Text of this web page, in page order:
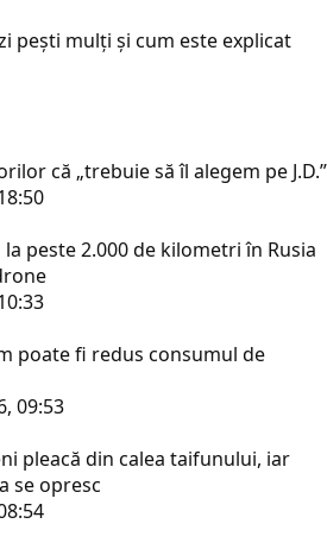
pești mulți și cum este explicat
că „trebuie să îl alegem pe J.D.”
peste 2.000 de kilometri în Rusia
poate fi redus consumul de
09:53
pleacă din calea taifunului, iar
se opresc